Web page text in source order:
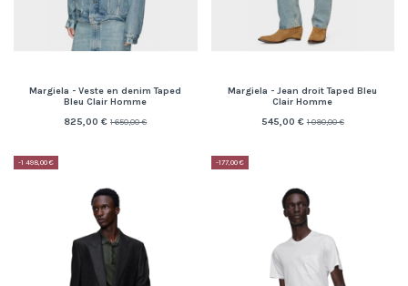
Margiela - Veste en denim Taped
Bleu Clair Homme
825,00 €1 650,00 €
Margiela - Jean droit Taped Bleu
Clair Homme
545,00 €1 090,00 €
-1 498,00 € -177,00 €